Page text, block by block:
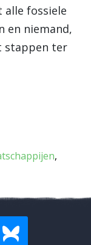
alle fossiele
en niemand,
stappen ter